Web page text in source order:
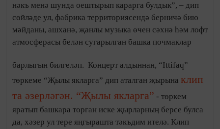
нәкъ менә шунда оештырып карарга булдык”, – дип
сөйләде ул, фабрика территориясендә берничә бию
мәйданы, ашханә, җанлы музыка өчен сәхнә һәм лофт
атмосферасы белән сугарылган башка почмаклар
барлыгын билгеләп. Концерт алдыннан, “Ittifaq”
төркеме “Җылы якларга” дип аталган җырына клип
та әзерләгән. “Җылы якларга” - төркем
яратып башкара торган иске җырларның берсе булса
да, хәзер ул тере яңгырашта тәкъдим ителә. Клип